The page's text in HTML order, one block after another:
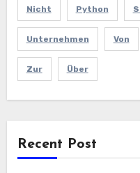
Nicht Python
Unternehmen Von
Zur Über
Recent Post